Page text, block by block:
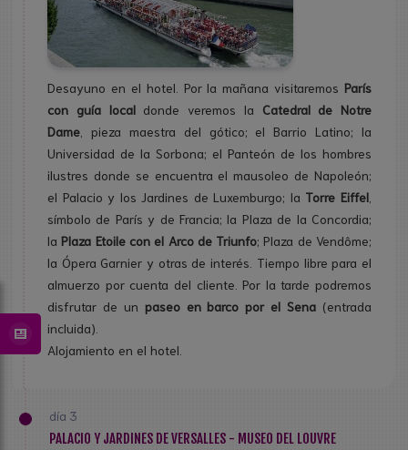
Desayuno en el hotel. Por la mañana visitaremos París
con guía localdonde veremos la Catedral de Notre
Dame , pieza maestra del gótico; el Barrio Latino; la
Universidad de la Sorbona; el Panteón de los hombres
ilustres donde se encuentra el mausoleo de Napoleón;
el Palacio y los Jardines de Luxemburgo; la Torre Eiffel
símbolo de París y de Francia; la Plaza de la Concordia;
laPlaza Etoile con el Arco de Triunfo; Plaza de Vendôme;
la Ópera Garnier y otras de interés. Tiempo libre para el
almuerzo por cuenta del cliente. Por la tarde podremos
disfrutar de un paseo en barco por el Sena (entrada
incluida).
Alojamiento en el hotel.
día 3
PALACIO Y JARDINES DE VERSALLES - MUSEO DEL LOUVRE